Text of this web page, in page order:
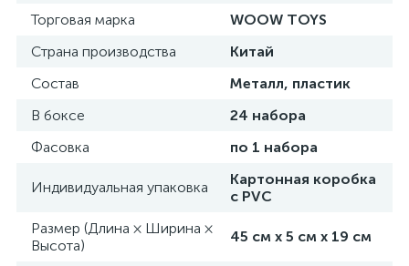
Торговая марка
WOOW TOYS
Страна производства
Китай
Состав
Металл, пластик
В боксе
24 набора
Фасовка
по 1 набора
Индивидуальная упаковка
Картонная коробка
с PVC
Размер (Длина × Ширина ×
Высота)
45 см х 5 см х 19 см